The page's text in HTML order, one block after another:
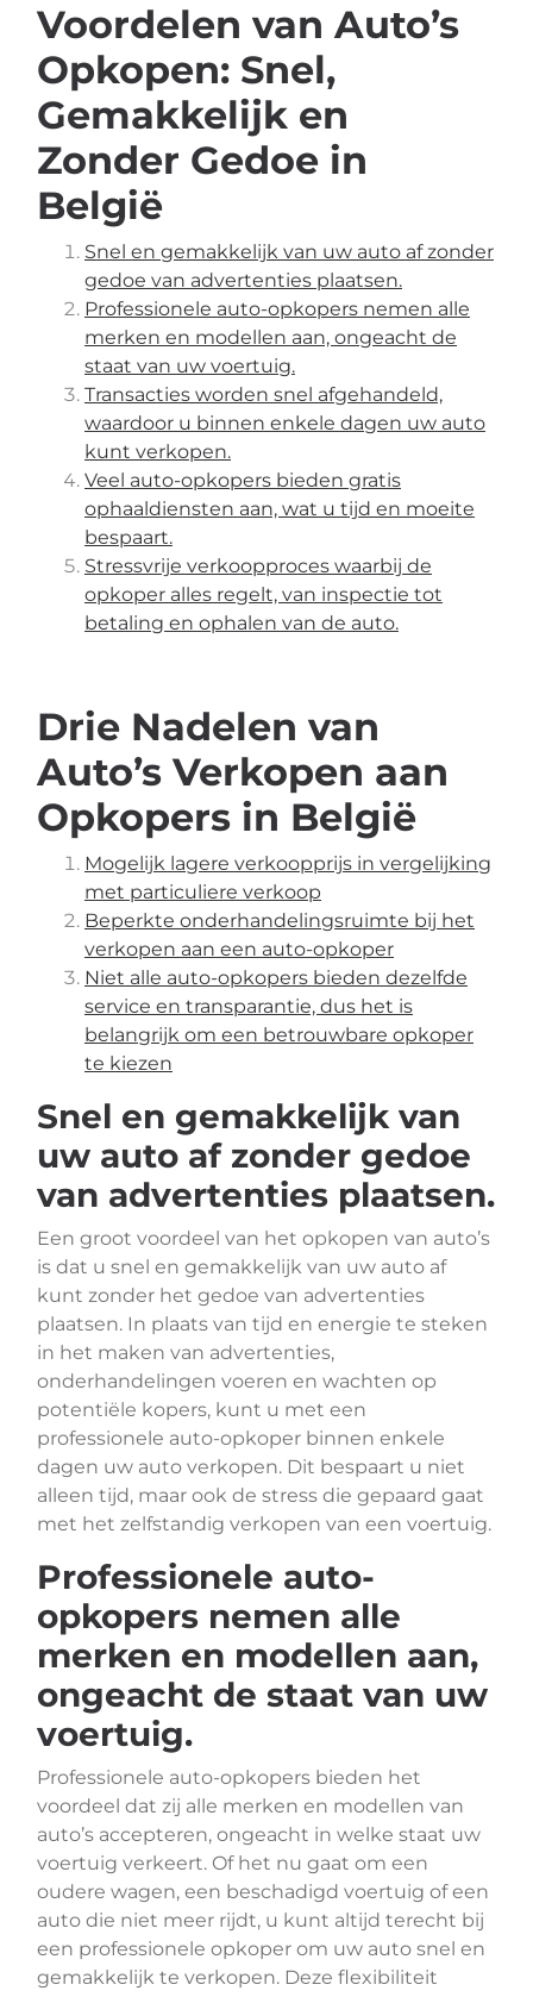
Voordelen van Auto’s
Opkopen: Snel,
Gemakkelijk en
Zonder Gedoe in
België
Snel en gemakkelijk van uw auto af zonder
gedoe van advertenties plaatsen.
Professionele auto-opkopers nemen alle
merken en modellen aan, ongeacht de
staat van uw voertuig.
Transacties worden snel afgehandeld,
waardoor u binnen enkele dagen uw auto
kunt verkopen.
Veel auto-opkopers bieden gratis
ophaaldiensten aan, wat u tijd en moeite
bespaart.
Stressvrije verkoopproces waarbij de
opkoper alles regelt, van inspectie tot
betaling en ophalen van de auto.
Drie Nadelen van
Auto’s Verkopen aan
Opkopers in België
Mogelijk lagere verkoopprijs in vergelijking
met particuliere verkoop
Beperkte onderhandelingsruimte bij het
verkopen aan een auto-opkoper
Niet alle auto-opkopers bieden dezelfde
service en transparantie, dus het is
belangrijk om een betrouwbare opkoper
te kiezen
Snel en gemakkelijk van
uw auto af zonder gedoe
van advertenties plaatsen.
Een groot voordeel van het opkopen van auto’s
is dat u snel en gemakkelijk van uw auto af
kunt zonder het gedoe van advertenties
plaatsen. In plaats van tijd en energie te steken
in het maken van advertenties,
onderhandelingen voeren en wachten op
potentiële kopers, kunt u met een
professionele auto-opkoper binnen enkele
dagen uw auto verkopen. Dit bespaart u niet
alleen tijd, maar ook de stress die gepaard gaat
met het zelfstandig verkopen van een voertuig.
Professionele auto-
opkopers nemen alle
merken en modellen aan,
ongeacht de staat van uw
voertuig.
Professionele auto-opkopers bieden het
voordeel dat zij alle merken en modellen van
auto’s accepteren, ongeacht in welke staat uw
voertuig verkeert. Of het nu gaat om een
oudere wagen, een beschadigd voertuig of een
auto die niet meer rijdt, u kunt altijd terecht bij
een professionele opkoper om uw auto snel en
gemakkelijk te verkopen. Deze flexibiliteit